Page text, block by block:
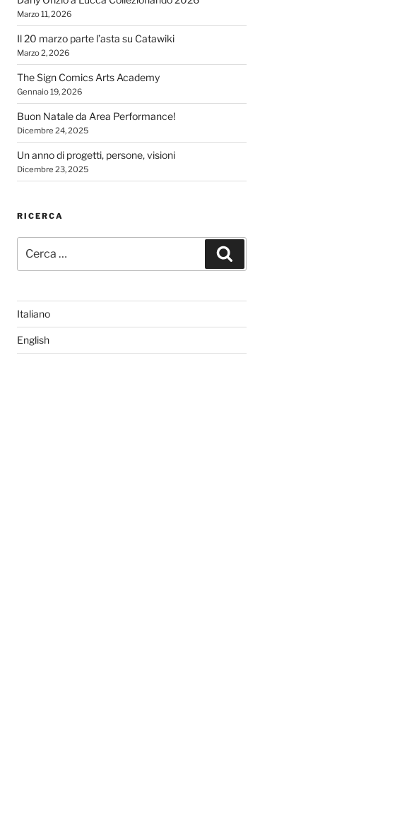
Marzo 11, 2026
Il 20 marzo parte l’asta su Catawiki
Marzo 2, 2026
The Sign Comics Arts Academy
Gennaio 19, 2026
Buon Natale da Area Performance!
Dicembre 24, 2025
Un anno di progetti, persone, visioni
Dicembre 23, 2025
RICERCA
Italiano
English